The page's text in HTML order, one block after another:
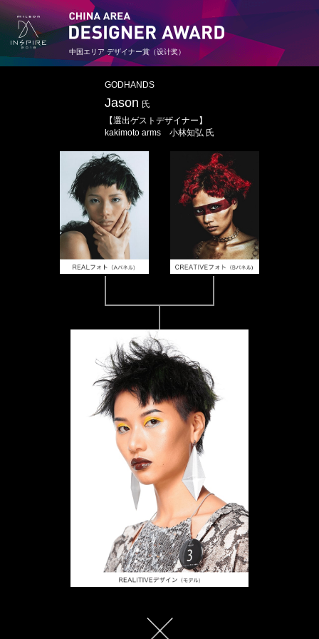
中国エリア デザイナー賞（设计奖）
GODHANDS
Jason 氏
【選出ゲストデザイナー】
kakimoto arms 小林知弘 氏